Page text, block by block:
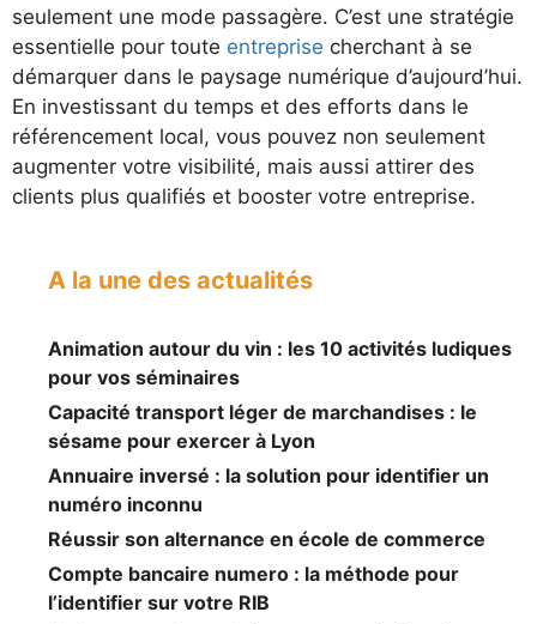
seulement une mode passagère. C’est une stratégie
essentielle pour toute entreprise cherchant à se
démarquer dans le paysage numérique d’aujourd’hui.
En investissant du temps et des efforts dans le
référencement local, vous pouvez non seulement
augmenter votre visibilité, mais aussi attirer des
clients plus qualifiés et booster votre entreprise.
A la une des actualités
Animation autour du vin : les 10 activités ludiques
pour vos séminaires
Capacité transport léger de marchandises : le
sésame pour exercer à Lyon
Annuaire inversé : la solution pour identifier un
numéro inconnu
Réussir son alternance en école de commerce
Compte bancaire numero : la méthode pour
l’identifier sur votre RIB